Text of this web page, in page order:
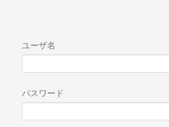
ユーザ名
パスワード